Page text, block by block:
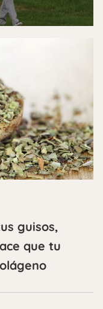
guisos,
que tu